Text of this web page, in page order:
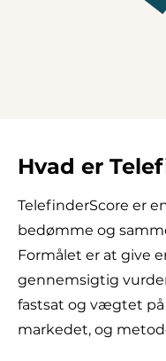
Hvad er
TelefinderScore er
bedømme og
Formålet er at give
gennemsigtig
fastsat og vægtet på
markedet, og